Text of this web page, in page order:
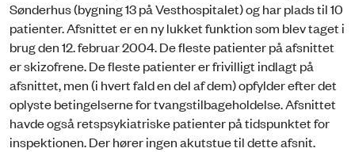
Sønderhus (bygning 13 på Vesthospitalet) og har plads til 10
patienter. Afsnittet er en ny lukket funktion som blev taget i
brug den 12. februar 2004. De fleste patienter på afsnittet
er skizofrene. De fleste patienter er frivilligt indlagt på
afsnittet, men (i hvert fald en del af dem) opfylder efter det
oplyste betingelserne for tvangstilbageholdelse. Afsnittet
havde også retspsykiatriske patienter på tidspunktet for
inspektionen. Der hører ingen akutstue til dette afsnit.